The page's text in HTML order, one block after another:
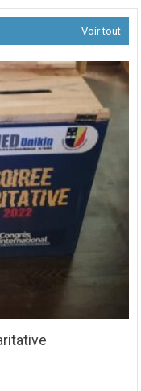
de
Révision
Textes
Statutaires
de
l’AFMED
en
sigle
COMREV.
Voir tout